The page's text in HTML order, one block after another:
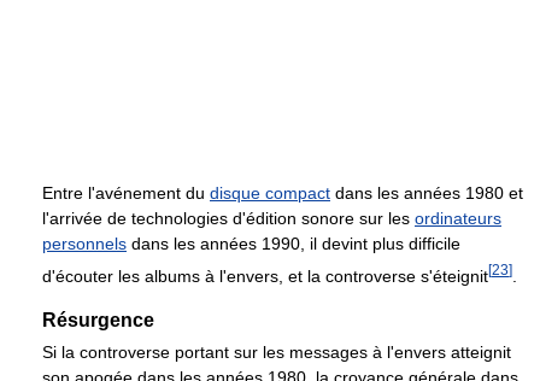
Entre l'avénement du disque compact dans les années 1980 et
l'arrivée de technologies d'édition sonore sur les ordinateurs
personnels dans les années 1990, il devint plus difficile
d'écouter les albums à l'envers, et la controverse s'éteignit[23]
Résurgence
Si la controverse portant sur les messages à l'envers atteignit